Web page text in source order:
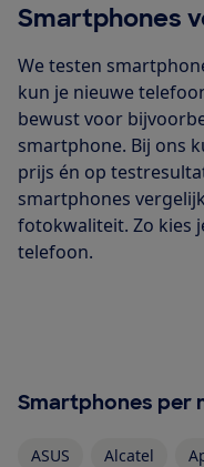
Smartphones
We testen
kun je nieuwe
bewust voor
smartphone. Bij ons
prijs én op
smartphones
fotokwaliteit. Zo kies
telefoon.
Smartphones per
ASUS Alcatel